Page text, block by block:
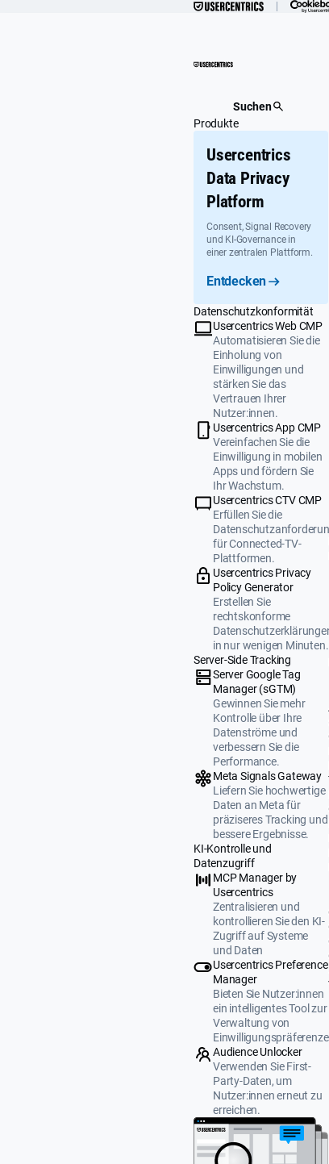
Suchen
Produkte
Usercentrics
Data Privacy
Platform
Consent, Signal Recovery
und KI-Governance in
einer zentralen Plattform.
Entdecken
Datenschutzkonformität
Usercentrics Web CMP
Automatisieren Sie die
Einholung von
Einwilligungen und
stärken Sie das
Vertrauen Ihrer
Nutzer:innen.
Usercentrics App CMP
Vereinfachen Sie die
Einwilligung in mobilen
Apps und fördern Sie
Ihr Wachstum.
Usercentrics CTV CMP
Erfüllen Sie die
für Connected-TV-
Plattformen.
Usercentrics Privacy
Policy Generator
Erstellen Sie
rechtskonforme
in nur wenigen Minuten.
Server-Side Tracking
Server Google Tag
Manager (sGTM)
Gewinnen Sie mehr
Kontrolle über Ihre
Datenströme und
verbessern Sie die
Performance.
Meta Signals Gateway
Liefern Sie hochwertige
Daten an Meta für
präziseres Tracking und
bessere Ergebnisse.
KI-Kontrolle und
Datenzugriff
MCP Manager by
Usercentrics
Zentralisieren und
kontrollieren Sie den KI-
Zugriff auf Systeme
und Daten
Usercentrics Preference
Manager
Bieten Sie Nutzer:innen
ein intelligentes Tool zur
Verwaltung von
Audience Unlocker
Verwenden Sie First-
Party-Daten, um
Nutzer:innen erneut zu
erreichen.